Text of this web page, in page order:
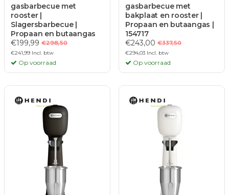
gasbarbecue met
rooster |
Slagersbarbecue |
Propaan en butaangas
€199,99 €298,50
€241,99 Incl. btw
Op voorraad
gasbarbecue met
bakplaat en rooster |
Propaan en butaangas |
154717
€243,00 €337,50
€294,03 Incl. btw
Op voorraad